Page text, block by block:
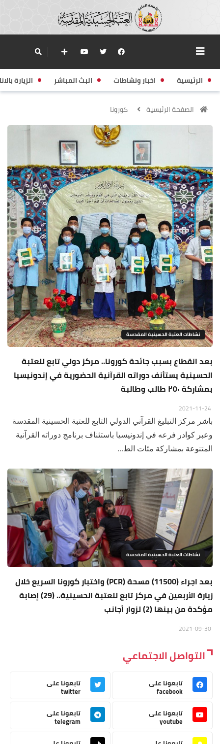
الرئيسية اخبار ونشاطات البث المباشر الزيارة
الصفحة الرئيسية كورونا
نشاطات العتبة الحسينية المقدسة
بعد انقطاع بسبب جائحة كورونا.. مركز دولي تابع للعتبة
الحسينية يستأنف دوراته القرآنية الحضورية في إندونيسيا
بمشاركة ٢٥٠ طالب وطالبة
باشر مركز التبليغ القرآني الدولي التابع للعتبة الحسينية المقدسة
وعبر كوادر فرعه في إندونيسيا باستئناف برنامج دوراته القرآنية
المتنوعة بمشاركة مئات الط...
نشاطات العتبة الحسينية المقدسة
بعد اجراء (11500) مسحة (PCR) واختبار كورونا السريع خلال
زيارة الأربعين في مركز تابع للعتبة الحسينية.. (29) إصابة
مؤكدة من بينها (2) لزوار أجانب
التواصل الاجتماعي
تابعونا على
facebook
تابعونا على
twitter
تابعونا على
youtube
تابعونا على
telegram